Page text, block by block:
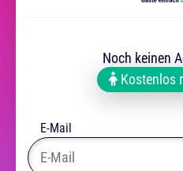
Noch keinen
Kostenlos
E-Mail